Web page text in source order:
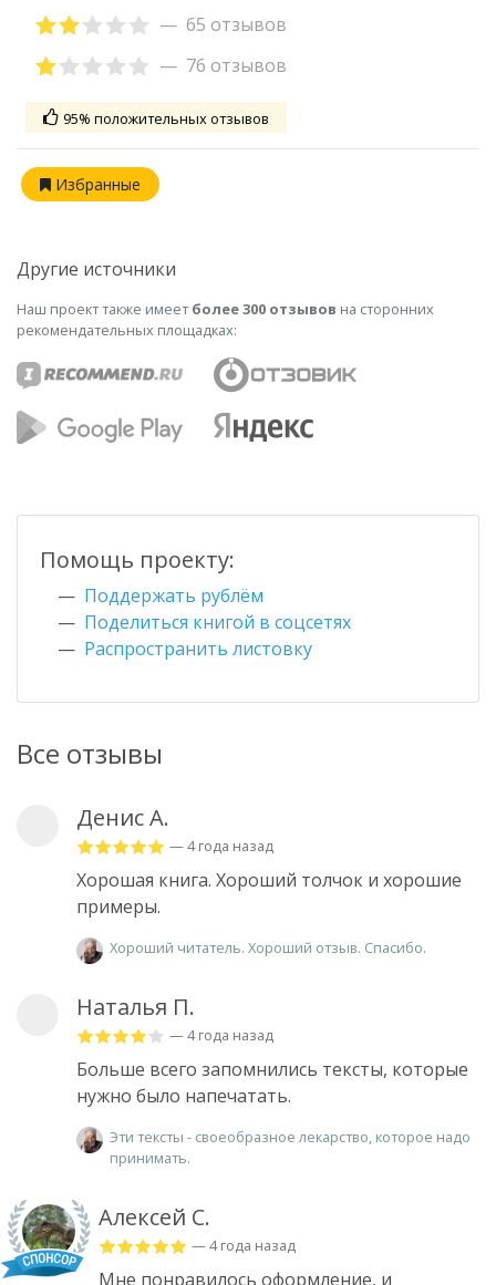
Все отзывы
Денис А.
— 4 года назад
Хорошая книга. Хороший толчок и хорошие
примеры.
Хороший читатель. Хороший отзыв. Спасибо.
Наталья П.
— 4 года назад
Больше всего запомнились тексты, которые
нужно было напечатать.
Эти тексты - своеобразное лекарство, которое надо
принимать.
Алексей С.
— 4 года назад
Мне понравилось оформление, и
65 отзывов
76 отзывов
95% положительных отзывов
Избранные
Другие источники
Наш проект также имеетболее 300 отзывов на сторонних
рекомендательных площадках:
Помощь проекту:
Поддержать рублём
Поделиться книгой в соцсетях
Распространить листовку